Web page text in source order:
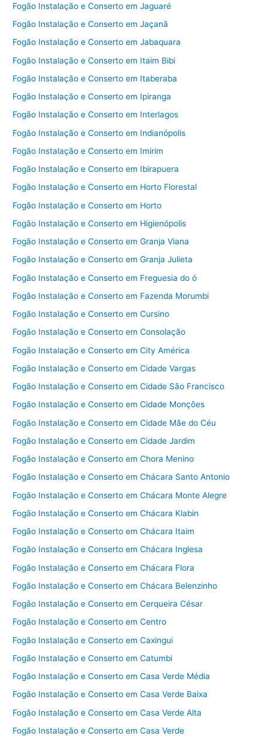
Fogão Instalação e Conserto em Jaguaré
Fogão Instalação e Conserto em Jaçanã
Fogão Instalação e Conserto em Jabaquara
Fogão Instalação e Conserto em Itaim Bibi
Fogão Instalação e Conserto em Itaberaba
Fogão Instalação e Conserto em Ipiranga
Fogão Instalação e Conserto em Interlagos
Fogão Instalação e Conserto em Indianópolis
Fogão Instalação e Conserto em Imirim
Fogão Instalação e Conserto em Ibirapuera
Fogão Instalação e Conserto em Horto Florestal
Fogão Instalação e Conserto em Horto
Fogão Instalação e Conserto em Higienópolis
Fogão Instalação e Conserto em Granja Viana
Fogão Instalação e Conserto em Granja Julieta
Fogão Instalação e Conserto em Freguesia do ó
Fogão Instalação e Conserto em Fazenda Morumbi
Fogão Instalação e Conserto em Cursino
Fogão Instalação e Conserto em Consolação
Fogão Instalação e Conserto em City América
Fogão Instalação e Conserto em Cidade Vargas
Fogão Instalação e Conserto em Cidade São Francisco
Fogão Instalação e Conserto em Cidade Monções
Fogão Instalação e Conserto em Cidade Mãe do Céu
Fogão Instalação e Conserto em Cidade Jardim
Fogão Instalação e Conserto em Chora Menino
Fogão Instalação e Conserto em Chácara Santo Antonio
Fogão Instalação e Conserto em Chácara Monte Alegre
Fogão Instalação e Conserto em Chácara Klabin
Fogão Instalação e Conserto em Chácara Itaim
Fogão Instalação e Conserto em Chácara Inglesa
Fogão Instalação e Conserto em Chácara Flora
Fogão Instalação e Conserto em Chácara Belenzinho
Fogão Instalação e Conserto em Cerqueira César
Fogão Instalação e Conserto em Centro
Fogão Instalação e Conserto em Caxingui
Fogão Instalação e Conserto em Catumbi
Fogão Instalação e Conserto em Casa Verde Média
Fogão Instalação e Conserto em Casa Verde Baixa
Fogão Instalação e Conserto em Casa Verde Alta
Fogão Instalação e Conserto em Casa Verde